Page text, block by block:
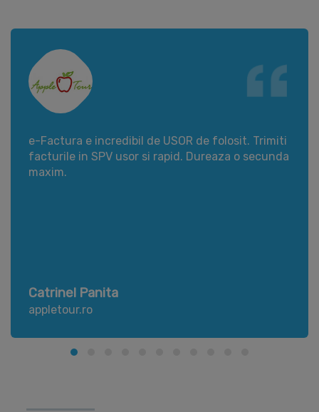
e-Factura e incredibil de USOR de folosit. Trimiti
facturile in SPV usor si rapid. Dureaza o secunda
maxim.
Catrinel Panita
appletour.ro